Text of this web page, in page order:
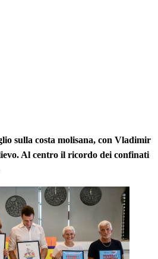
sulla costa molisana, con Vladimir
Al centro il ricordo dei confinati